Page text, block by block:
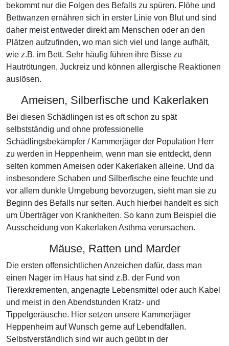
bekommt nur die Folgen des Befalls zu spüren. Flöhe und
Bettwanzen ernähren sich in erster Linie von Blut und sind
daher meist entweder direkt am Menschen oder an den
Plätzen aufzufinden, wo man sich viel und lange aufhält,
wie z.B. im Bett. Sehr häufig führen ihre Bisse zu
Hautrötungen, Juckreiz und können allergische Reaktionen
auslösen.
Ameisen, Silberfische und Kakerlaken
Bei diesen Schädlingen ist es oft schon zu spät
selbstständig und ohne professionelle
Schädlingsbekämpfer / Kammerjäger der Population Herr
zu werden in Heppenheim, wenn man sie entdeckt, denn
selten kommen Ameisen oder Kakerlaken alleine. Und da
insbesondere Schaben und Silberfische eine feuchte und
vor allem dunkle Umgebung bevorzugen, sieht man sie zu
Beginn des Befalls nur selten. Auch hierbei handelt es sich
um Überträger von Krankheiten. So kann zum Beispiel die
Ausscheidung von Kakerlaken Asthma verursachen.
Mäuse, Ratten und Marder
Die ersten offensichtlichen Anzeichen dafür, dass man
einen Nager im Haus hat sind z.B. der Fund von
Tierexkrementen, angenagte Lebensmittel oder auch Kabel
und meist in den Abendstunden Kratz- und
Tippelgeräusche. Hier setzen unsere Kammerjäger
Heppenheim auf Wunsch gerne auf Lebendfallen.
Selbstverständlich sind wir auch geübt in der